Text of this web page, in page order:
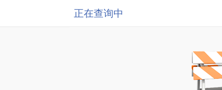
正在查询中